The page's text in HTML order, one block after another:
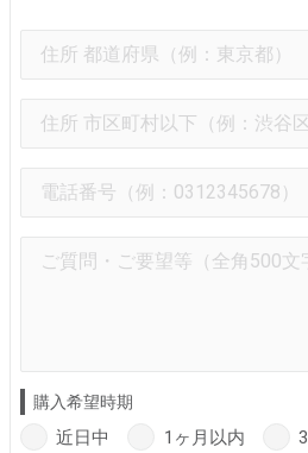
購入希望時期
近日中 1ヶ月以内